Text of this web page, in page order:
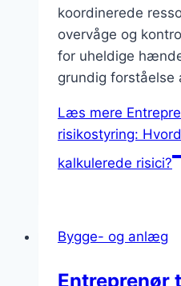
koordinerede
overvåge og
for uheldige
grundig
Læs mere
risikostyring:
kalkulerede risici?
Bygge- og anlæg
Entreprenør